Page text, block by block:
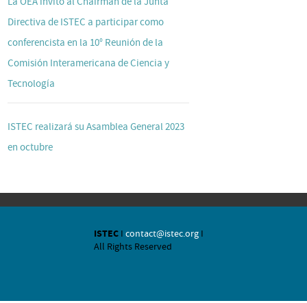
Directiva de ISTEC a participar como
conferencista en la 10° Reunión de la
Comisión Interamericana de Ciencia y
Tecnología
ISTEC realizará su Asamblea General 2023
en octubre
ISTECI contact@istec.orgI
All Rights Reserved